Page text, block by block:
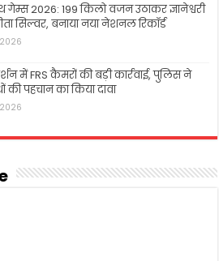
2026: 199 किलो वजन उठाकर ज्ञानेश्वरी
सिल्वर, बनाया नया नेशनल रिकॉर्ड
में FRS कैमरों की बड़ी कार्रवाई, पुलिस ने
की पहचान का किया दावा